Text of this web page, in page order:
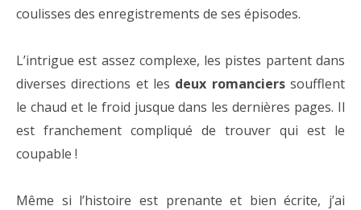
coulisses des enregistrements de ses épisodes.
L’intrigue est assez complexe, les pistes partent dans
diverses directions et les deux romancierssoufflent
le chaud et le froid jusque dans les dernières pages. Il
est franchement compliqué de trouver qui est le
coupable !
Même si l’histoire est prenante et bien écrite, j’ai